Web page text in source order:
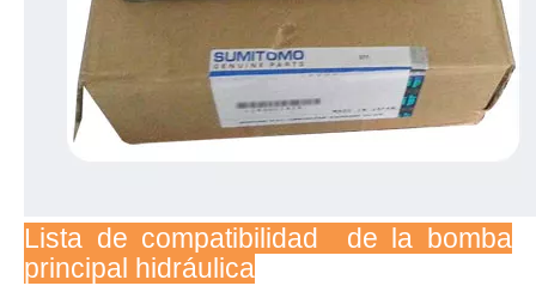
Lista de compatibilidad de la bomba
principal hidráulica